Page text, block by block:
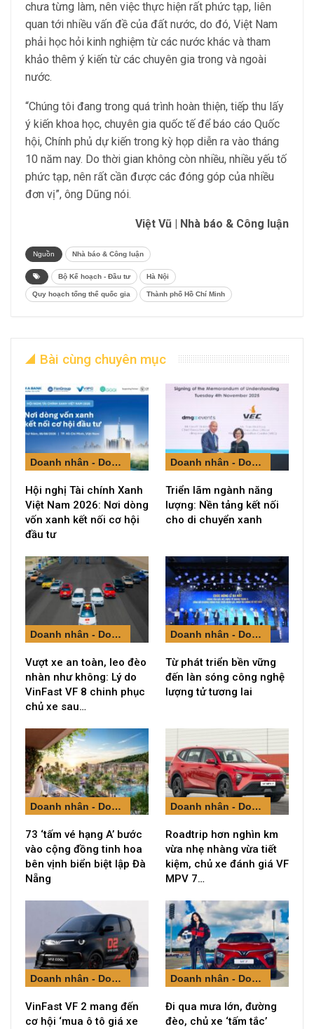
chưa từng làm, nên việc thực hiện rất phức tạp, liên
quan tới nhiều vấn đề của đất nước, do đó, Việt Nam
phải học hỏi kinh nghiệm từ các nước khác và tham
khảo thêm ý kiến từ các chuyên gia trong và ngoài
nước.
“Chúng tôi đang trong quá trình hoàn thiện, tiếp thu lấy
ý kiến khoa học, chuyên gia quốc tế để báo cáo Quốc
hội, Chính phủ dự kiến trong kỳ họp diễn ra vào tháng
10 năm nay. Do thời gian không còn nhiều, nhiều yếu tố
phức tạp, nên rất cần được các đóng góp của nhiều
đơn vị”, ông Dũng nói.
Việt Vũ | Nhà báo & Công luận
Nguồn Nhà báo & Công luận
Bộ Kế hoạch - Đầu tư Hà Nội
Quy hoạch tổng thể quốc gia Thành phố Hồ Chí Minh
Bài cùng chuyên mục
Doanh nhân - Doanh nghiệp
Hội nghị Tài chính Xanh
Việt Nam 2026: Nơi dòng
vốn xanh kết nối cơ hội
đầu tư
Doanh nhân - Doanh nghiệp
Triển lãm ngành năng
lượng: Nền tảng kết nối
cho di chuyển xanh
Doanh nhân - Doanh nghiệp
Vượt xe an toàn, leo đèo
nhàn như không: Lý do
VinFast VF 8 chinh phục
chủ xe sau…
Doanh nhân - Doanh nghiệp
Từ phát triển bền vững
đến làn sóng công nghệ
lượng tử tương lai
Doanh nhân - Doanh nghiệp
73 ‘tấm vé hạng A’ bước
vào cộng đồng tinh hoa
bên vịnh biển biệt lập Đà
Nẵng
Doanh nhân - Doanh nghiệp
Roadtrip hơn nghìn km
vừa nhẹ nhàng vừa tiết
kiệm, chủ xe đánh giá VF
MPV 7…
Doanh nhân - Doanh nghiệp
VinFast VF 2 mang đến
cơ hội ‘mua ô tô giá xe
Doanh nhân - Doanh nghiệp
Đi qua mưa lớn, đường
đèo, chủ xe ‘tấm tắc’